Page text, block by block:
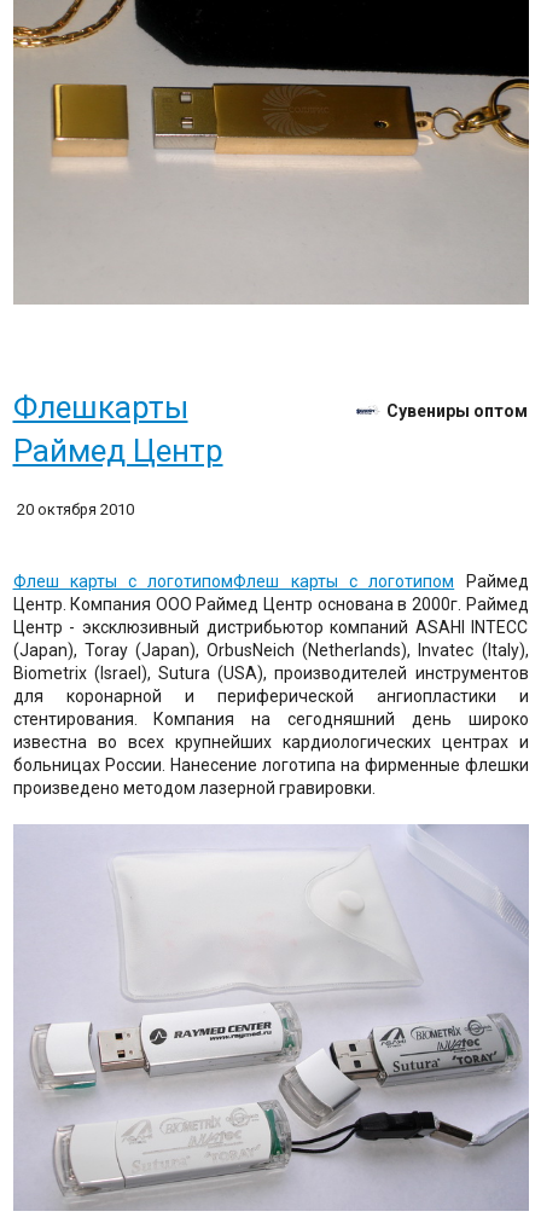
Флешкарты
Раймед Центр
Сувениры оптом
20 октября 2010
Флеш карты с логотипомФлеш карты с логотипом Раймед
Центр. Компания ООО Раймед Центр основана в 2000г. Раймед
Центр - эксклюзивный дистрибьютор компаний ASAHI INTECC
(Japan), Toray (Japan), OrbusNeich (Netherlands), Invatec (Italy),
Biometrix (Israel), Sutura (USA), производителей инструментов
для коронарной и периферической ангиопластики и
стентирования. Компания на сегодняшний день широко
известна во всех крупнейших кардиологических центрах и
больницах России. Нанесение логотипа на фирменные флешки
произведено методом лазерной гравировки.